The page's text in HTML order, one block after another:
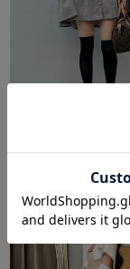
￥20,570